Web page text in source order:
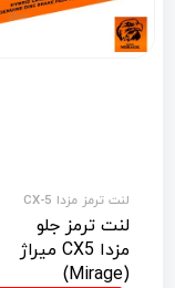
لنت ترمز مزدا CX-5
لنت ترمز جلو
مزدا CX5 میراژ
(Mirage)